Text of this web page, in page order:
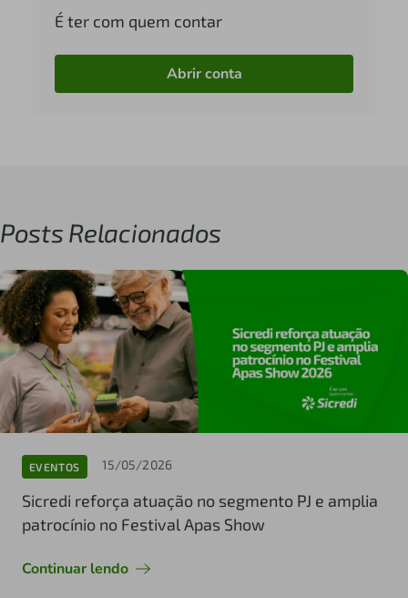
É ter com quem contar
Abrir conta
Posts Relacionados
EVENTOS 15/05/2026
Sicredi reforça atuação no segmento PJ e amplia
patrocínio no Festival Apas Show
Continuar lendo